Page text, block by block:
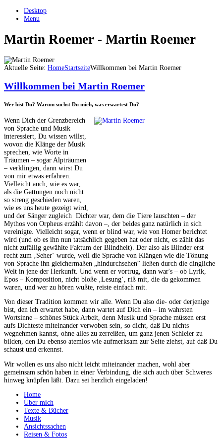
Desktop
Menu
Martin Roemer - Martin Roemer
Aktuelle Seite: HomeStartseiteWillkommen bei Martin Roemer
Willkommen bei Martin Roemer
Wer bist Du? Warum suchst Du mich, was erwartest Du?
Wenn Dich der Grenzbereich
von Sprache und Musik
interessiert, Du wissen willst,
wovon die Klänge der Musik
sprechen, wie Worte in
Träumen – sogar Alpträumen
– verklingen, dann wirst Du
von mir etwas erfahren.
Vielleicht auch, wie es war,
als die Gattungen noch nicht
so streng geschieden waren,
wie es uns heute gezeigt wird,
und der Sänger zugleich Dichter war, dem die Tiere lauschten – der
Mythos von Orpheus erzählt davon –, der beides ganz natürlich in sich
vereinigte. Vielleicht sogar, wenn er blind war, wie von Homer berichtet
wird (und ob es ihn nun tatsächlich gegeben hat oder nicht, es zählt das
nicht zufällig gewählte Faktum der Blindheit). Der also als Blinder erst
recht zum ‚Seher‘ wurde, weil die Sprache von Klängen wie die Tönung
von Sprache ihn gleichermaßen „hindurchsehen“ ließen durch die dingliche
Welt in jene der Herkunft. Und wenn er vortrug, dann war's – ob Lyrik,
Epos – Komposition, nicht bloße ‚Lesung‘, riß mit, die da gekommen
waren, und wer zu hören wußte, reiste einfach mit.
Von dieser Tradition kommen wir alle. Wenn Du also die- oder derjenige
bist, den ich erwartet habe, dann wartet auf Dich ein – im wahrsten
Wortsinne – schönes Stück Arbeit, denn Musik und Sprache müssen erst
aufs Dichteste miteinander verwoben sein, so dicht, daß Du nichts
wegnehmen kannst, ohne alles zu zerreißen, um ganz jenen Schleier zu
bilden, den Du ebenso atemlos wie aufmerksam zur Seite ziehst, auf daß Du
schaust und erkennst.
Wir wollen es uns also nicht leicht miteinander machen, wohl aber
gemeinsam schön haben in einer Verbindung, die sich auch über Schweres
hinweg knüpfen läßt. Dazu sei herzlich eingeladen!
Home
Über mich
Texte & Bücher
Musik
Ansichtssachen
Reisen & Fotos